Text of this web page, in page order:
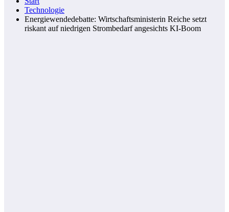
Technologie
Energiewendedebatte: Wirtschaftsministerin Reiche setzt
riskant auf niedrigen Strombedarf angesichts KI-Boom